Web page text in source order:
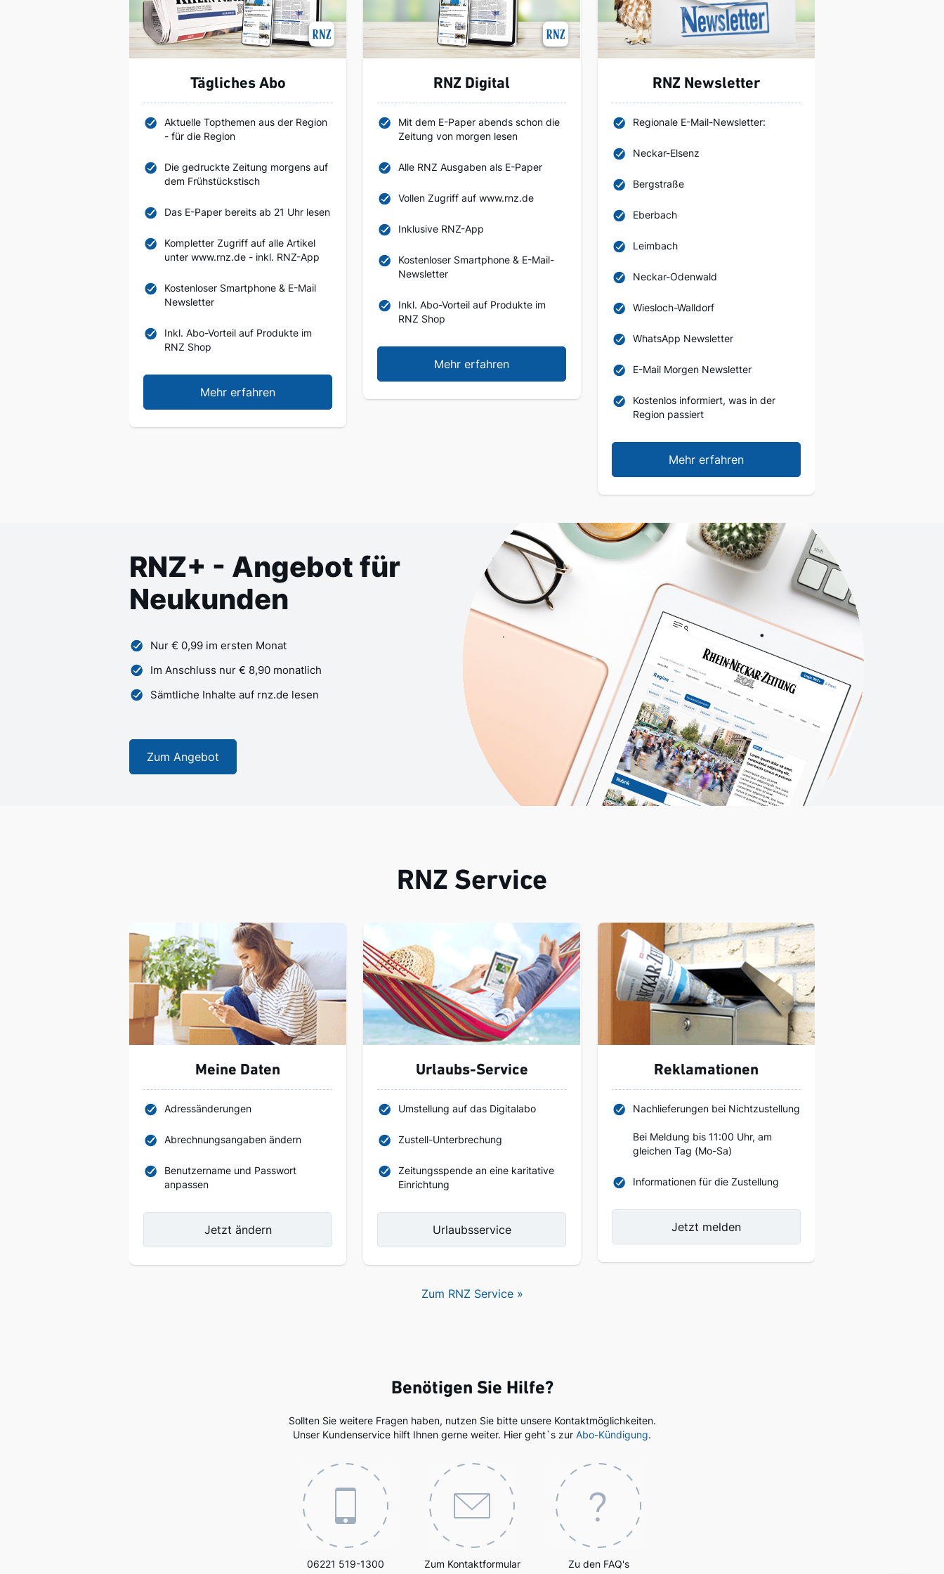
Tägliches Abo
Aktuelle Topthemen aus der Region
- für die Region
Die gedruckte Zeitung morgens auf
dem Frühstückstisch
Das E-Paper bereits ab 21 Uhr lesen
Kompletter Zugriff auf alle Artikel
unter www.rnz.de - inkl. RNZ-App
Kostenloser Smartphone & E-Mail
Newsletter
Inkl. Abo-Vorteil auf Produkte im
RNZ Shop
Mehr erfahren
RNZ Digital
Mit dem E-Paper abends schon die
Zeitung von morgen lesen
Alle RNZ Ausgaben als E-Paper
Vollen Zugriff auf www.rnz.de
Inklusive RNZ-App
Kostenloser Smartphone & E-Mail-
Newsletter
Inkl. Abo-Vorteil auf Produkte im
RNZ Shop
Mehr erfahren
RNZ Newsletter
Regionale E-Mail-Newsletter:
Neckar-Elsenz
Bergstraße
Eberbach
Leimbach
Neckar-Odenwald
Wiesloch-Walldorf
WhatsApp Newsletter
E-Mail Morgen Newsletter
Kostenlos informiert, was in der
Region passiert
Mehr erfahren
RNZ+ - Angebot für
Neukunden
Nur € 0,99 im ersten Monat
Im Anschluss nur € 8,90 monatlich
Sämtliche Inhalte auf rnz.de lesen
Zum Angebot
RNZ Service
Meine Daten
Adressänderungen
Abrechnungsangaben ändern
Benutzername und Passwort
anpassen
Jetzt ändern
Urlaubs-Service
Umstellung auf das Digitalabo
Zustell-Unterbrechung
Zeitungsspende an eine karitative
Einrichtung
Urlaubsservice
Reklamationen
Nachlieferungen bei Nichtzustellung
Bei Meldung bis 11:00 Uhr, am
gleichen Tag (Mo-Sa)
Informationen für die Zustellung
Jetzt melden
Zum RNZ Service »
Benötigen Sie Hilfe?
Sollten Sie weitere Fragen haben, nutzen Sie bitte unsere Kontaktmöglichkeiten.
Unser Kundenservice hilft Ihnen gerne weiter. Hier geht`s zur Abo-Kündigung.
06221 519-1300 Zum Kontaktformular Zu den FAQ's